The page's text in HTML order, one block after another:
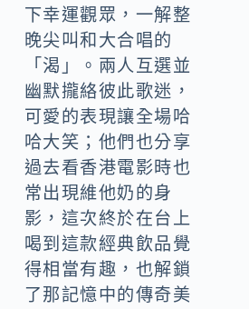
下幸運觀眾，一解整
晚尖叫和大合唱的
「渴」。兩人互選並
幽默攏絡彼此歌迷，
可愛的表現讓全場哈
哈大笑；他們也分享
過去看香港電影時也
常出現維他奶的身
影，這次終於在台上
喝到這款經典飲品覺
得相當有趣，也解鎖
了那記憶中的傳奇美